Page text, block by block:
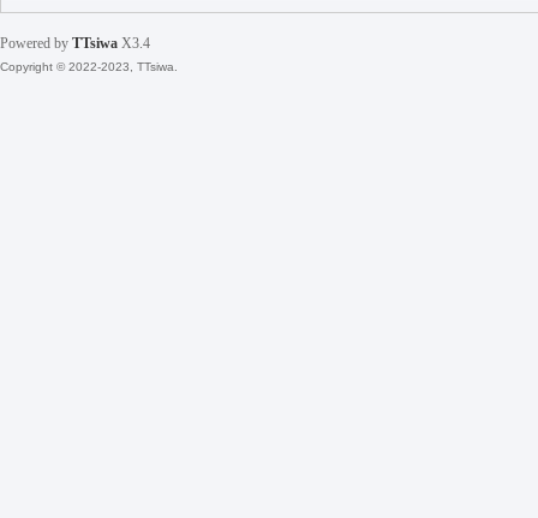
Powered by TTsiwa X3.4
Copyright © 2022-2023, TTsiwa.